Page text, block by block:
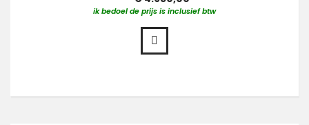
ik bedoel de prijs is inclusief btw